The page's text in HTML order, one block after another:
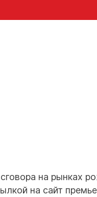
на рынках
на сайт